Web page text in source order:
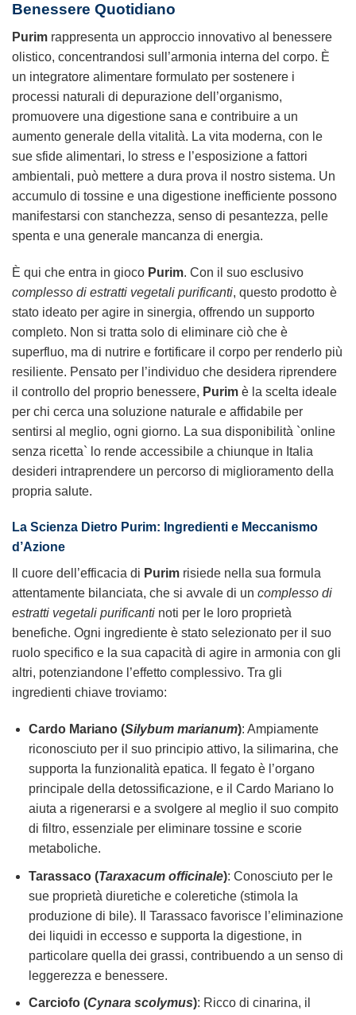
Benessere Quotidiano
Purim rappresenta un approccio innovativo al benessere
olistico, concentrandosi sull’armonia interna del corpo. È
un integratore alimentare formulato per sostenere i
processi naturali di depurazione dell’organismo,
promuovere una digestione sana e contribuire a un
aumento generale della vitalità. La vita moderna, con le
sue sfide alimentari, lo stress e l’esposizione a fattori
ambientali, può mettere a dura prova il nostro sistema. Un
accumulo di tossine e una digestione inefficiente possono
manifestarsi con stanchezza, senso di pesantezza, pelle
spenta e una generale mancanza di energia.
È qui che entra in gioco Purim. Con il suo esclusivo
complesso di estratti vegetali purificanti, questo prodotto è
stato ideato per agire in sinergia, offrendo un supporto
completo. Non si tratta solo di eliminare ciò che è
superfluo, ma di nutrire e fortificare il corpo per renderlo più
resiliente. Pensato per l’individuo che desidera riprendere
il controllo del proprio benessere, Purim è la scelta ideale
per chi cerca una soluzione naturale e affidabile per
sentirsi al meglio, ogni giorno. La sua disponibilità `online
senza ricetta` lo rende accessibile a chiunque in Italia
desideri intraprendere un percorso di miglioramento della
propria salute.
La Scienza Dietro Purim: Ingredienti e Meccanismo
d’Azione
Il cuore dell’efficacia di Purim risiede nella sua formula
attentamente bilanciata, che si avvale di un complesso di
estratti vegetali purificanti noti per le loro proprietà
benefiche. Ogni ingrediente è stato selezionato per il suo
ruolo specifico e la sua capacità di agire in armonia con gli
altri, potenziandone l’effetto complessivo. Tra gli
ingredienti chiave troviamo:
Cardo Mariano (Silybum marianum): Ampiamente
riconosciuto per il suo principio attivo, la silimarina, che
supporta la funzionalità epatica. Il fegato è l’organo
principale della detossificazione, e il Cardo Mariano lo
aiuta a rigenerarsi e a svolgere al meglio il suo compito
di filtro, essenziale per eliminare tossine e scorie
metaboliche.
Tarassaco (Taraxacum officinale): Conosciuto per le
sue proprietà diuretiche e coleretiche (stimola la
produzione di bile). Il Tarassaco favorisce l’eliminazione
dei liquidi in eccesso e supporta la digestione, in
particolare quella dei grassi, contribuendo a un senso di
leggerezza e benessere.
Carciofo (Cynara scolymus): Ricco di cinarina, il